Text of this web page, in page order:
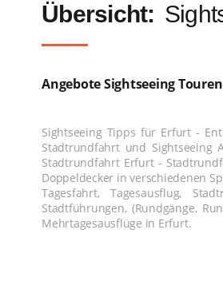
Übersicht:
Angebote Sightseeing
Sightseeing Tipps für Erfurt -
Stadtrundfahrt und
Stadtrundfahrt Erfurt -
Doppeldecker in verschiedenen
Tagesfahrt, Tagesausflug,
Stadtführungen, (Rundgänge,
Mehrtagesausflüge in Erfurt.